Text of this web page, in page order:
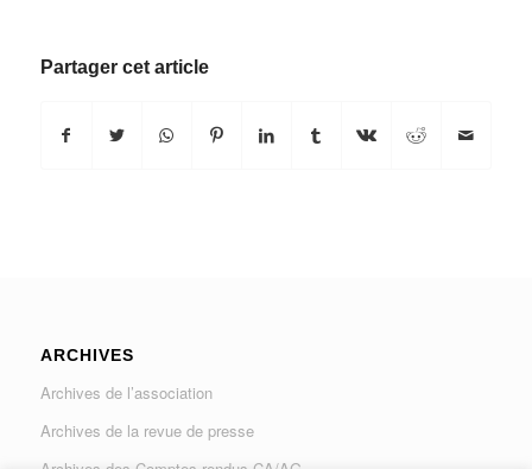
Partager cet article
ARCHIVES
Archives de l’association
Archives de la revue de presse